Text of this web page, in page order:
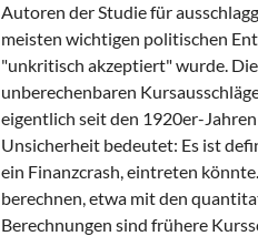
Autoren der Studie für
meisten wichtigen politischen
"unkritisch akzeptiert" wurde.
unberechenbaren
eigentlich seit den 1920er-
Unsicherheit bedeutet: Es ist
ein Finanzcrash, eintreten
berechnen, etwa mit den
Berechnungen sind frühere